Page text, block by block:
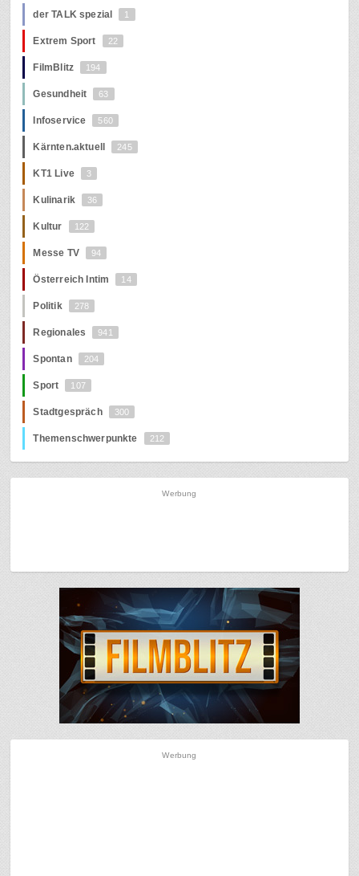
der TALK spezial 1
Extrem Sport 22
FilmBlitz 194
Gesundheit 63
Infoservice 560
Kärnten.aktuell 245
KT1 Live 3
Kulinarik 36
Kultur 122
Messe TV 94
Österreich Intim 14
Politik 278
Regionales 941
Spontan 204
Sport 107
Stadtgespräch 300
Themenschwerpunkte 212
Werbung
Werbung